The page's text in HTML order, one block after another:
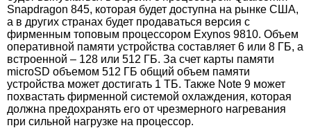
Snapdragon 845, которая будет доступна на рынке США,
а в других странах будет продаваться версия с
фирменным топовым процессором Exynos 9810. Объем
оперативной памяти устройства составляет 6 или 8 ГБ, а
встроенной – 128 или 512 ГБ. За счет карты памяти
microSD объемом 512 ГБ общий объем памяти
устройства может достигать 1 ТБ. Также Note 9 может
похвастать фирменной системой охлаждения, которая
должна предохранять его от чрезмерного нагревания
при сильной нагрузке на процессор.